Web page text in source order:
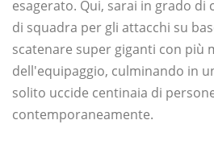
esagerato. Qui, sarai in grado di
di squadra per gli attacchi su
scatenare super giganti con più
dell'equipaggio, culminando in
solito uccide centinaia di
contemporaneamente.